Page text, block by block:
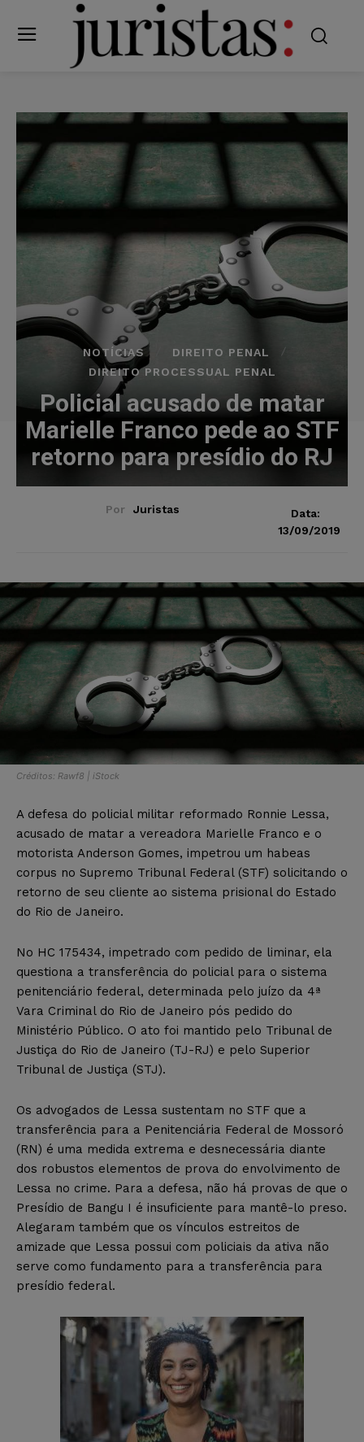
NOTÍCIAS
DIREITO PENAL
DIREITO PROCESSUAL PENAL
Policial acusado de matar
Marielle Franco pede ao STF
retorno para presídio do RJ
Por Juristas
Data:
13/09/2019
Créditos: Rawf8 | iStock
A defesa do policial militar reformado Ronnie Lessa,
acusado de matar a vereadora Marielle Franco e o
motorista Anderson Gomes, impetrou um habeas
corpus no Supremo Tribunal Federal (STF) solicitando o
retorno de seu cliente ao sistema prisional do Estado
do Rio de Janeiro.
No HC 175434, impetrado com pedido de liminar, ela
questiona a transferência do policial para o sistema
penitenciário federal, determinada pelo juízo da 4ª
Vara Criminal do Rio de Janeiro pós pedido do
Ministério Público. O ato foi mantido pelo Tribunal de
Justiça do Rio de Janeiro (TJ-RJ) e pelo Superior
Tribunal de Justiça (STJ).
Os advogados de Lessa sustentam no STF que a
transferência para a Penitenciária Federal de Mossoró
(RN) é uma medida extrema e desnecessária diante
dos robustos elementos de prova do envolvimento de
Lessa no crime. Para a defesa, não há provas de que o
Presídio de Bangu I é insuficiente para mantê-lo preso.
Alegaram também que os vínculos estreitos de
amizade que Lessa possui com policiais da ativa não
serve como fundamento para a transferência para
presídio federal.